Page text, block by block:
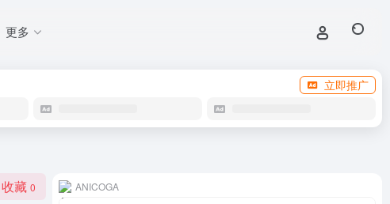
更多
立即推广
收藏 0 ANICOGA